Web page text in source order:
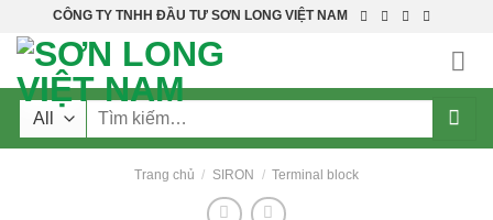
content
CÔNG TY TNHH ĐẦU TƯ SƠN LONG VIỆT NAM
Tìm
Trang chủ / SIRON / Terminal block